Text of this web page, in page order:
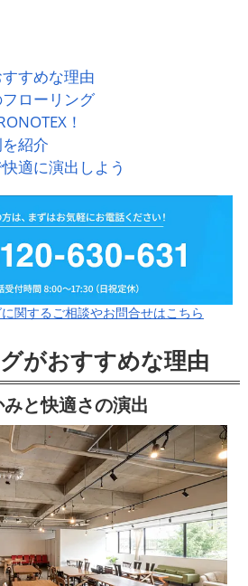
すめな理由
ローリング
！
紹介
適に演出しよう
関するご相談やお問合せはこちら
がおすすめな理由
と快適さの演出